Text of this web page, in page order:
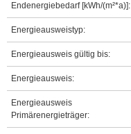
Endenergiebedarf [kWh/(m²*a)]:
Energieausweistyp:
Energieausweis gültig bis:
Energieausweis:
Energieausweis
Primärenergieträger: